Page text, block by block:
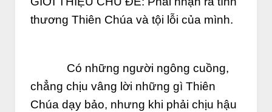
thương Thiên Chúa và tội lỗi của mình.
Có những người ngông cuồng,
chẳng chịu vâng lời những gì Thiên
Chúa dạy bảo, nhưng khi phải chịu hậu